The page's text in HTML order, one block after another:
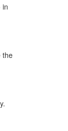
in
the